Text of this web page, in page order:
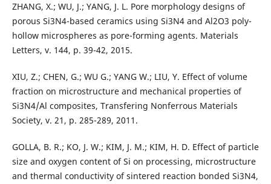
ZHANG, X.; WU, J.; YANG, J. L. Pore morphology designs of
porous Si3N4-based ceramics using Si3N4 and Al2O3 poly-
hollow microspheres as pore-forming agents. Materials
Letters, v. 144, p. 39-42, 2015.
XIU, Z.; CHEN, G.; WU G.; YANG W.; LIU, Y. Effect of volume
fraction on microstructure and mechanical properties of
Si3N4/Al composites, Transfering Nonferrous Materials
Society, v. 21, p. 285-289, 2011.
GOLLA, B. R.; KO, J. W.; KIM, J. M.; KIM, H. D. Effect of particle
size and oxygen content of Si on processing, microstructure
and thermal conductivity of sintered reaction bonded Si3N4,